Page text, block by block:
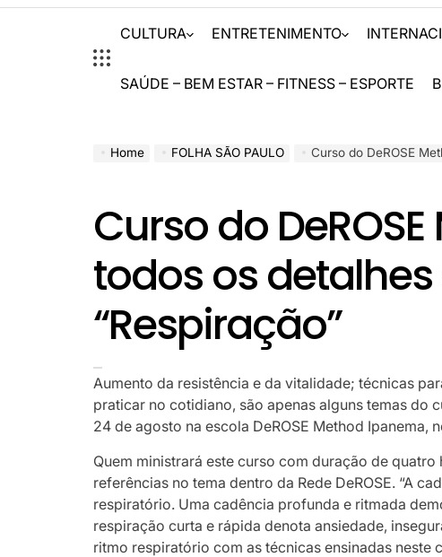
CULTURA ENTRETENIMENTO
SAÚDE – BEM ESTAR – FITNESS – ESPORTE
Home FOLHA SÃO PAULO Curso do DeROSE
Curso do
todos os
“Respiração”
Aumento da resistência e da vitalidade; técnicas
praticar no cotidiano, são apenas alguns temas do
24 de agosto na escola DeROSE Method Ipanema,
Quem ministrará este curso com duração de
referências no tema dentro da Rede DeROSE. “A
respiratório. Uma cadência profunda e ritmada
respiração curta e rápida denota ansiedade,
ritmo respiratório com as técnicas ensinadas